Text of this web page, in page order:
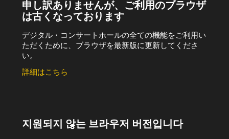
申し訳ありませんが、ご利用のブラウザ
は古くなっております
デジタル・コンサートホールの全ての機能をご利用い
ただくために、ブラウザを最新版に更新してくださ
い。
詳細はこちら
지원되지 않는 브라우저 버전입니다